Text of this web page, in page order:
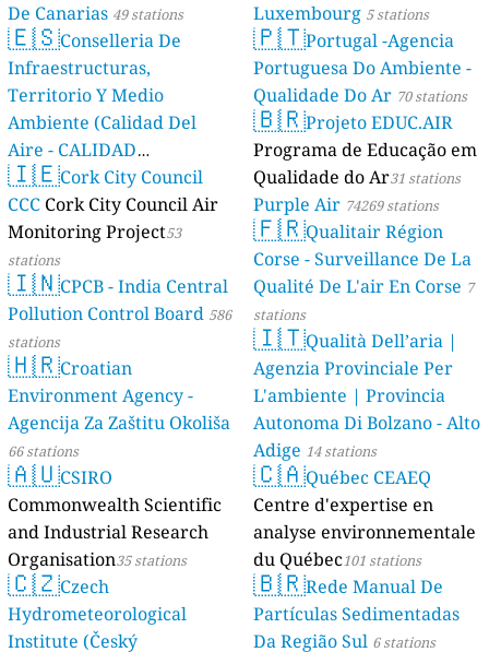
De Canarias 49 stations
🇪🇸Conselleria De
Infraestructuras,
Territorio Y Medio
Ambiente (Calidad Del
Aire - CALIDAD
AMBIENTAL) 23 stations
🇮🇪Cork City Council
CCC Cork City Council Air
Monitoring Project53
stations
🇮🇳CPCB - India Central
Pollution Control Board 586
stations
🇭🇷Croatian
Environment Agency -
Agencija Za Zaštitu Okoliša
66 stations
🇦🇺CSIRO
Commonwealth Scientific
and Industrial Research
Organisation35 stations
🇨🇿Czech
Hydrometeorological
Institute (Český
Luxembourg 5 stations
🇵🇹Portugal -Agencia
Portuguesa Do Ambiente -
Qualidade Do Ar 70 stations
🇧🇷Projeto EDUC.AIR
Programa de Educação em
Qualidade do Ar31 stations
Purple Air 74269 stations
🇫🇷Qualitair Région
Corse - Surveillance De La
Qualité De L'air En Corse 7
stations
🇮🇹Qualità Dell’aria |
Agenzia Provinciale Per
L'ambiente | Provincia
Autonoma Di Bolzano - Alto
Adige 14 stations
🇨🇦Québec CEAEQ
Centre d'expertise en
analyse environnementale
du Québec101 stations
🇧🇷Rede Manual De
Partículas Sedimentadas
Da Região Sul 6 stations